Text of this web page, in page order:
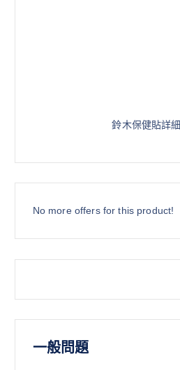
鈴木保健貼詳
No more offers for this product!
一般問題